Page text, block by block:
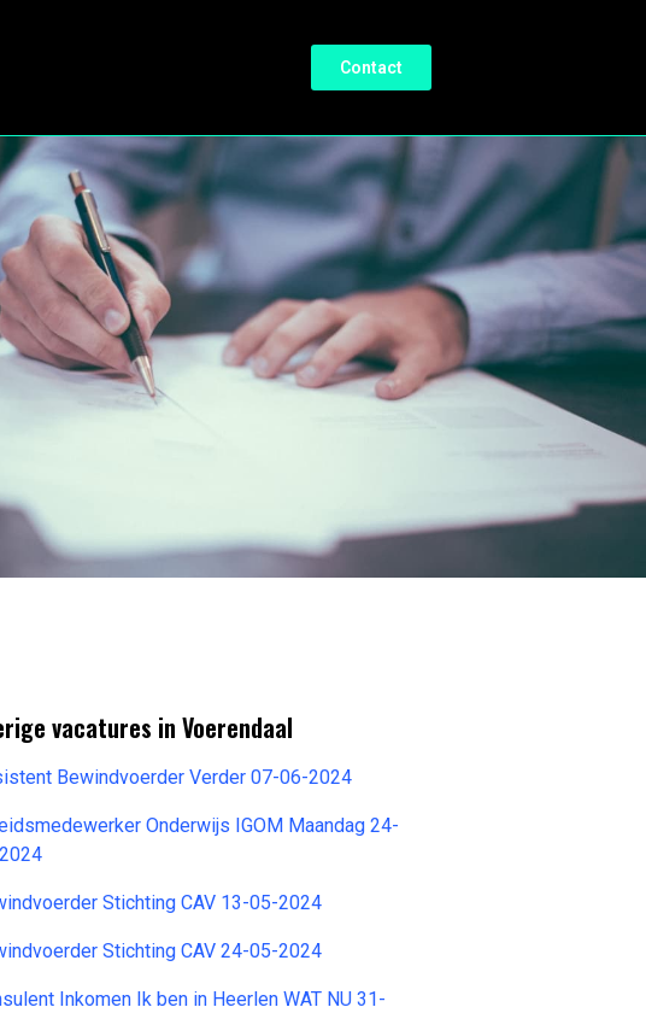
Contact
vacatures in Voerendaal
Bewindvoerder Verder 07-06-2024
Onderwijs IGOM Maandag 24-
Stichting CAV 13-05-2024
Stichting CAV 24-05-2024
Inkomen Ik ben in Heerlen WAT NU 31-